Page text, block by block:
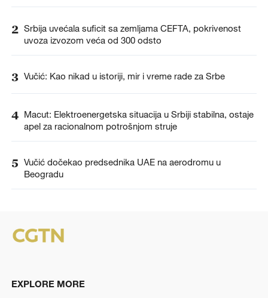
2 Srbija uvećala suficit sa zemljama CEFTA, pokrivenost
uvoza izvozom veća od 300 odsto
3 Vučić: Kao nikad u istoriji, mir i vreme rade za Srbe
4 Macut: Elektroenergetska situacija u Srbiji stabilna, ostaje
apel za racionalnom potrošnjom struje
5 Vučić dočekao predsednika UAE na aerodromu u
Beogradu
EXPLORE MORE